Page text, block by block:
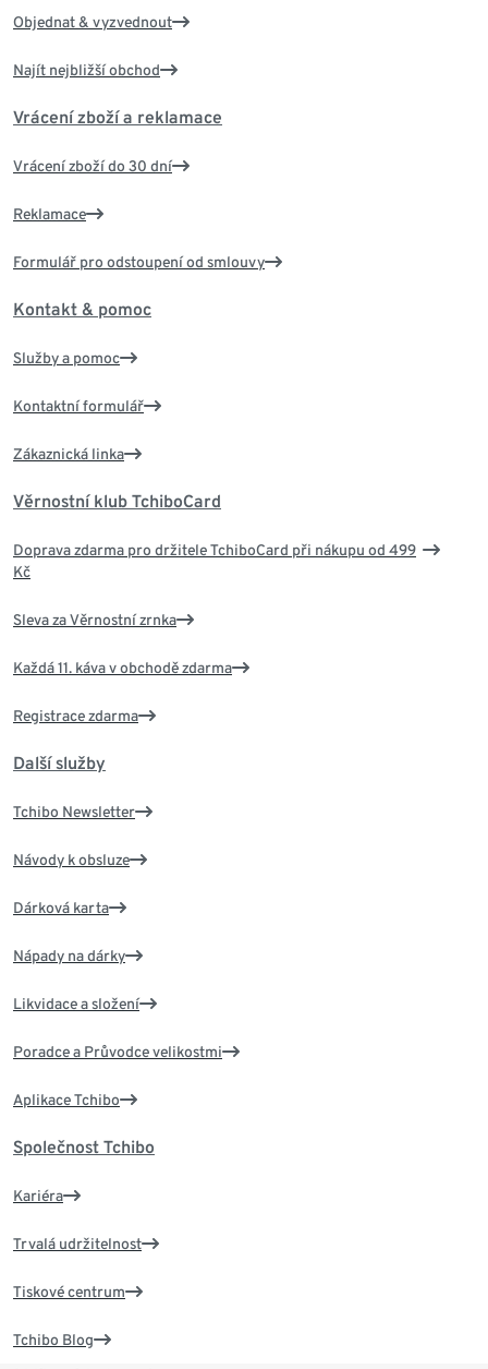
Objednat & vyzvednout
Najít nejbližší obchod
Vrácení zboží a reklamace
Vrácení zboží do 30 dní
Reklamace
Formulář pro odstoupení od smlouvy
Kontakt & pomoc
Služby a pomoc
Kontaktní formulář
Zákaznická linka
Věrnostní klub TchiboCard
Doprava zdarma pro držitele TchiboCard při nákupu od 499
Kč
Sleva za Věrnostní zrnka
Každá 11. káva v obchodě zdarma
Registrace zdarma
Další služby
Tchibo Newsletter
Návody k obsluze
Dárková karta
Nápady na dárky
Likvidace a složení
Poradce a Průvodce velikostmi
Aplikace Tchibo
Společnost Tchibo
Kariéra
Trvalá udržitelnost
Tiskové centrum
Tchibo Blog